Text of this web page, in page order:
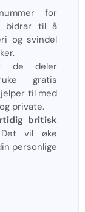
for
bidrar til å
og svindel
de deler
gratis
til med
private.
britisk
vil øke
personlige